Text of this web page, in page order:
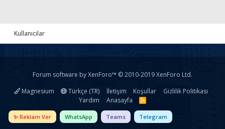
Kullanıcılar
Forum software by XenForo™ © 2010-2019 XenForo Ltd.
Magnesium
Türkçe (TR) İletişim Koşullar
Gizlilik Politikası
Yardım
Anasayfa
R
✨ Reklam Ver WhatsApp Teams Telegram